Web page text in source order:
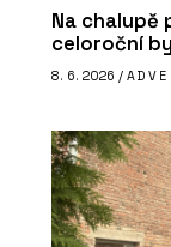
Na chalupě
celoroční
8. 6. 2026 /